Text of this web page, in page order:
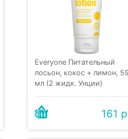
Everyone Питательный
лосьон, кокос + лимон,
мл (2 жидк. Унции)
161